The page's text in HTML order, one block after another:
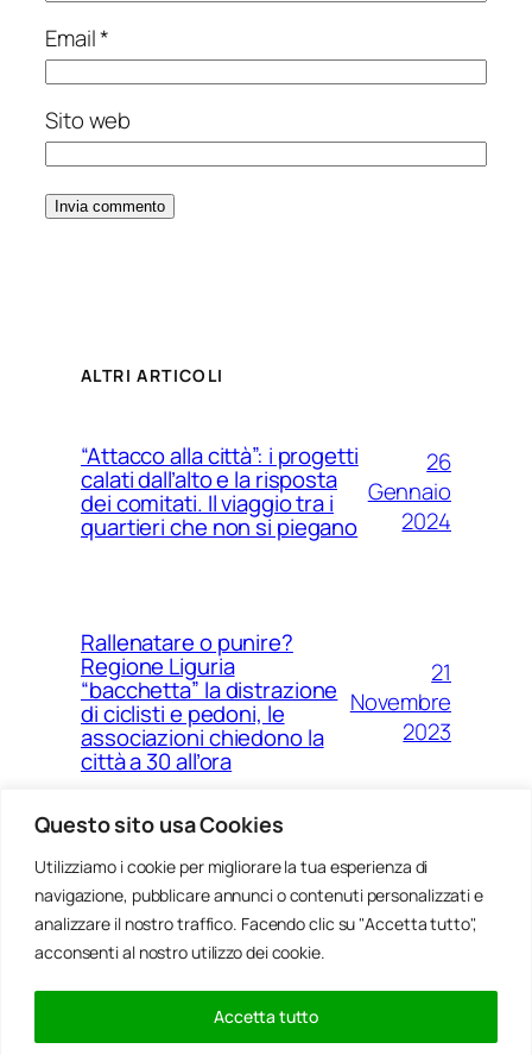
Questo sito usa Cookies
Utilizziamo i cookie per migliorare la tua esperienza di
navigazione, pubblicare annunci o contenuti personalizzati e
analizzare il nostro traffico. Facendo clic su "Accetta tutto",
acconsenti al nostro utilizzo dei cookie.
Accetta tutto
Email*
Sito web
ALTRI ARTICOLI
“Attacco alla città”: i progetti
calati dall’alto e la risposta
dei comitati. Il viaggio tra i
quartieri che non si piegano
26
Gennaio
2024
Rallenatare o punire?
Regione Liguria
“bacchetta” la distrazione
di ciclisti e pedoni, le
associazioni chiedono la
città a 30 all’ora
21
Novembre
2023
Ponte Morandi e quell’anno
zero che non è mai arrivato a
Genova
Agosto
2023
Rinnovabili, al passo della